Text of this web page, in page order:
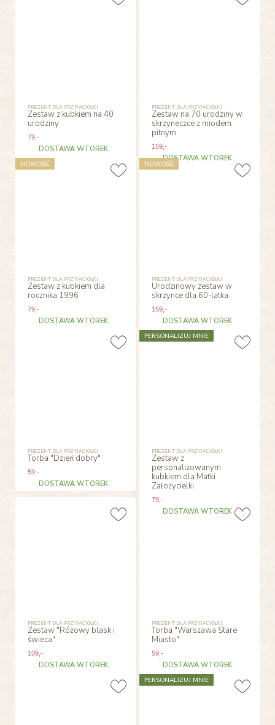
PREZENT DLA PRZYJACIÓŁKI
Zestaw z kubkiem na 40
urodziny
79,-
DOSTAWA WTOREK
PREZENT DLA PRZYJACIÓŁKI
Zestaw na 70 urodziny w
skrzyneczce z miodem
pitnym
159 ,-
DOSTAWA WTOREK
PREZENT DLA PRZYJACIÓŁKI
Zestaw z kubkiem dla
rocznika 1996
79,-
DOSTAWA WTOREK
NOWOŚĆ
PREZENT DLA PRZYJACIÓŁKI
Urodzinowy zestaw w
skrzynce dla 60-latka
159 ,-
DOSTAWA WTOREK
NOWOŚĆ
PREZENT DLA PRZYJACIÓŁKI
Torba "Dzień dobry"
59,-
DOSTAWA WTOREK
PREZENT DLA PRZYJACIÓŁKI
Zestaw z
personalizowanym
kubkiem dla Matki
Założycielki
79 ,-
DOSTAWA WTOREK
PERSONALIZUJ MNIE
PREZENT DLA PRZYJACIÓŁKI
Zestaw "Różowy blask i
świeca"
109,-
DOSTAWA WTOREK
PREZENT DLA PRZYJACIÓŁKI
Torba "Warszawa Stare
Miasto"
59 ,-
DOSTAWA WTOREK
PERSONALIZUJ MNIE